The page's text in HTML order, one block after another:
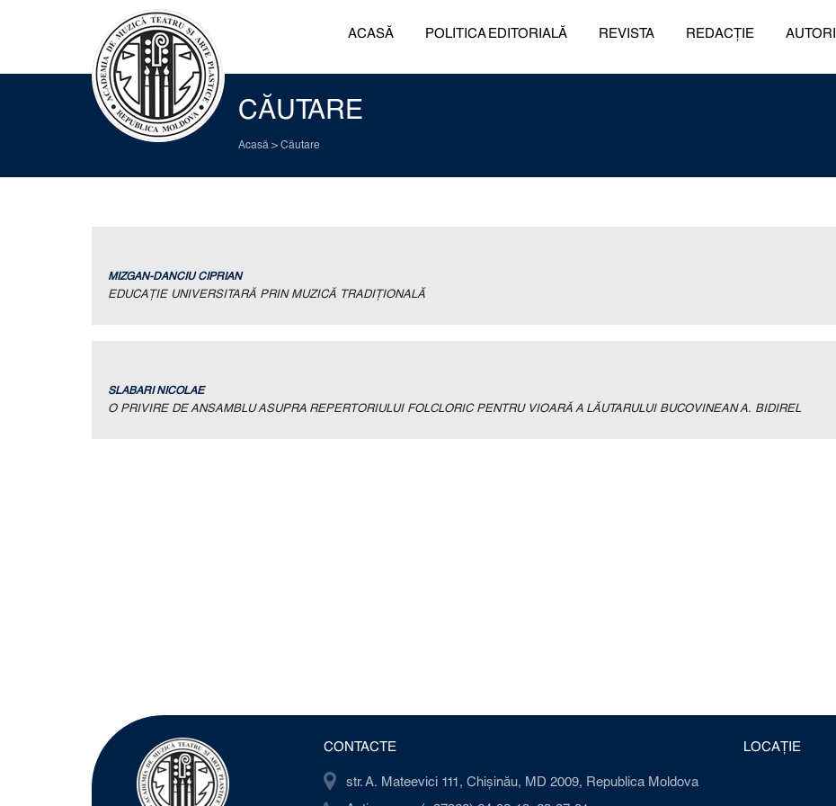
ACASĂ POLITICA EDITORIALĂ REVISTA REDACȚIE AUTORI
CĂUTARE
Acasă > Căutare
MIZGAN-DANCIU CIPRIAN
EDUCAŢIE UNIVERSITARĂ PRIN MUZICĂ TRADIŢIONALĂ
SLABARI NICOLAE
O PRIVIRE DE ANSAMBLU ASUPRA REPERTORIULUI FOLCLORIC PENTRU VIOARĂ A LĂUTARULUI BUCOVINEAN A. BIDIREL
CONTACTE
str. A. Mateevici 111, Chișinău, MD 2009, Republica Moldova
LOCAȚIE